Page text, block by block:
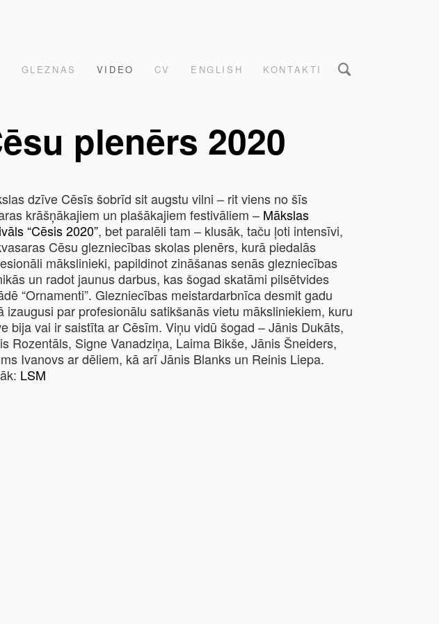
GLEZNAS VIDEO CV ENGLISH KONTAKTI
plenērs 2020
dzīve Cēsīs šobrīd sit augstu vilni – rit viens no šīs
krāšņākajiem un plašākajiem festivāliem – Mākslas
“Cēsis 2020”, bet paralēli tam – klusāk, taču ļoti intensīvi,
Cēsu glezniecības skolas plenērs, kurā piedalās
mākslinieki, papildinot zināšanas senās glezniecības
un radot jaunus darbus, kas šogad skatāmi pilsētvides
“Ornamenti”. Glezniecības meistardarbnīca desmit gadu
izaugusi par profesionālu satikšanās vietu māksliniekiem, kuru
bija vai ir saistīta ar Cēsīm. Viņu vidū šogad – Jānis Dukāts,
Rozentāls, Signe Vanadziņa, Laima Bikše, Jānis Šneiders,
Ivanovs ar dēliem, kā arī Jānis Blanks un Reinis Liepa.
LSM